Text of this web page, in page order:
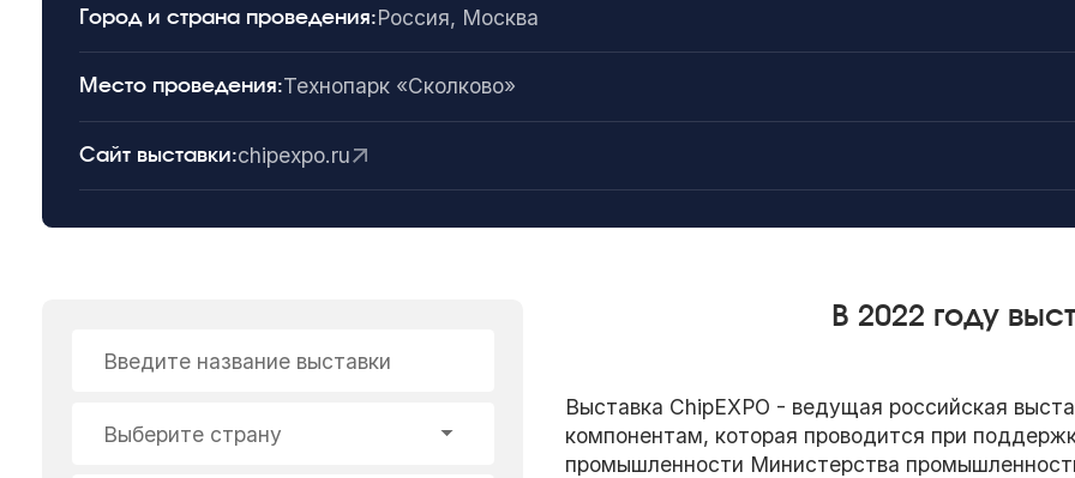
Город и страна проведения:Россия, Москва
Место проведения:Технопарк «Сколково»
Сайт выставки:chipexpo.ru
Введите название выставки
Выберите страну
В 2022 году
Выставка ChipEXPO - ведущая российская
компонентам, которая проводится при
промышленности Министерства